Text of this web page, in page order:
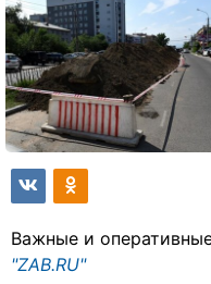
Важные и
"ZAB.RU"